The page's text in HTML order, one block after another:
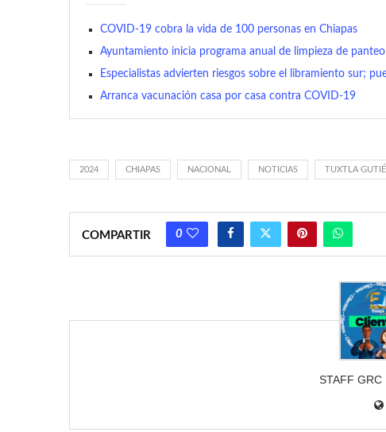
COVID-19 cobra la vida de 100 personas en Chiapas
Ayuntamiento inicia programa anual de limpieza de
Especialistas advierten riesgos sobre el libramiento sur;
Arranca vacunación casa por casa contra COVID-19
2024 CHIAPAS NACIONAL NOTICIAS TUXTLA
COMPARTIR 0
STAFF GRC